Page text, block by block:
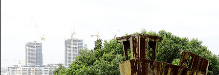
Varlık Fonu’ndan
açıklaması